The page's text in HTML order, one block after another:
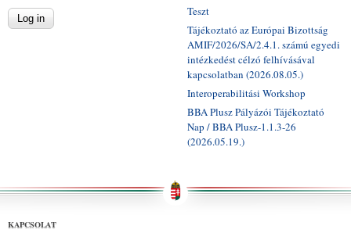
Teszt
Tájékoztató az Európai Bizottság
AMIF/2026/SA/2.4.1. számú egyedi
intézkedést célzó felhívásával
kapcsolatban (2026.08.05.)
Interoperabilitási Workshop
BBA Plusz Pályázói Tájékoztató
Nap / BBA Plusz-1.1.3-26
(2026.05.19.)
KAPCSOLAT